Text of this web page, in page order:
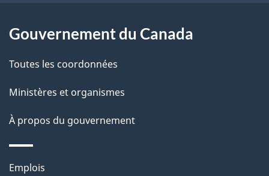
d
e
p
a
site
Gouvernement du Canada
Toutes les coordonnées
Ministères et organismes
À propos du gouvernement
Thèmes
Emplois